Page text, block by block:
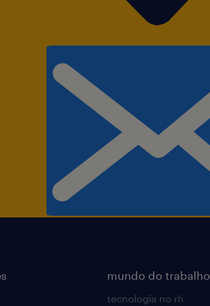
mundo do trabalho
tecnologia no rh